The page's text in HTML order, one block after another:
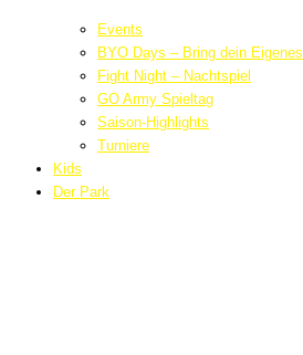
Events
BYO Days – Bring dein Eigenes
Fight Night – Nachtspiel
GO Army Spieltag
Saison-Highlights
Turniere
Kids
Der Park